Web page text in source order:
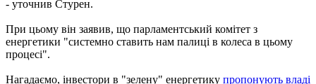
- уточнив Стурен.
При цьому він заявив, що парламентський комітет з
енергетики "системно ставить нам палиці в колеса в цьому
процесі".
Нагадаємо, інвестори в "зелену" енергетику пропонують владі